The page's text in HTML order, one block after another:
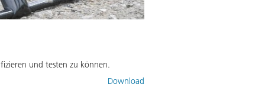
und testen zu können.
Download